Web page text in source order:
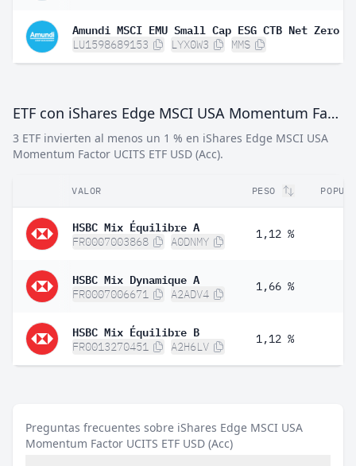
LU1598689153 LYX0W3 MMS
ETF con iShares Edge MSCI USA Momentum Factor UCITS ETF USD (Acc)
3 ETF invierten al menos un 1 % en iShares Edge MSCI USA
Momentum Factor UCITS ETF USD (Acc).
VALOR PESO
HSBC Mix Équilibre A
FR0007003868 A0DNMY
1,12 %
HSBC Mix Dynamique A
FR0007006671 A2ADV4
1,66 %
HSBC Mix Équilibre B
FR0013270451 A2H6LV
1,12 %
Preguntas frecuentes sobre iShares Edge MSCI USA
Momentum Factor UCITS ETF USD (Acc)